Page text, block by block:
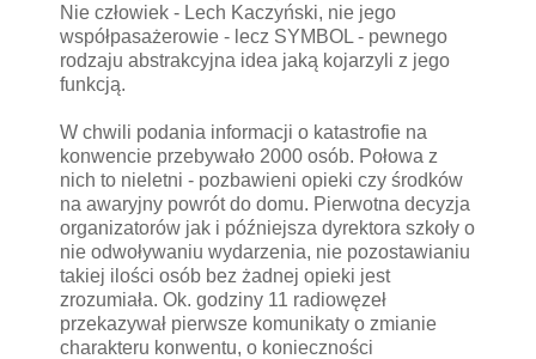
Nie człowiek - Lech Kaczyński, nie jego
współpasażerowie - lecz SYMBOL - pewnego
rodzaju abstrakcyjna idea jaką kojarzyli z jego
funkcją.
W chwili podania informacji o katastrofie na
konwencie przebywało 2000 osób. Połowa z
nich to nieletni - pozbawieni opieki czy środków
na awaryjny powrót do domu. Pierwotna decyzja
organizatorów jak i późniejsza dyrektora szkoły o
nie odwoływaniu wydarzenia, nie pozostawianiu
takiej ilości osób bez żadnej opieki jest
zrozumiała. Ok. godziny 11 radiowęzeł
przekazywał pierwsze komunikaty o zmianie
charakteru konwentu, o konieczności